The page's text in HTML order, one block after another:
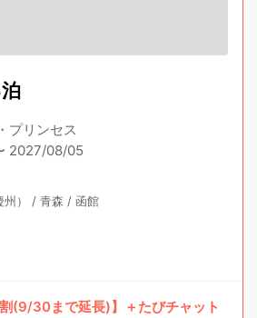
プリンセス
2027/08/05
） / 青森 / 函館
割(9/30まで延長)】＋たびチャット